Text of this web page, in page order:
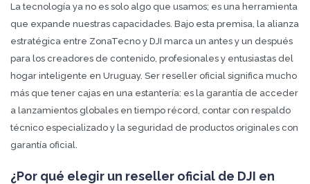
La tecnología ya no es solo algo que usamos; es una herramienta
que expande nuestras capacidades. Bajo esta premisa, la alianza
estratégica entre ZonaTecno y DJI marca un antes y un después
para los creadores de contenido, profesionales y entusiastas del
hogar inteligente en Uruguay. Ser reseller oficial significa mucho
más que tener cajas en una estantería: es la garantía de acceder
a lanzamientos globales en tiempo récord, contar con respaldo
técnico especializado y la seguridad de productos originales con
garantía oficial.
¿Por qué elegir un reseller oficial de DJI en